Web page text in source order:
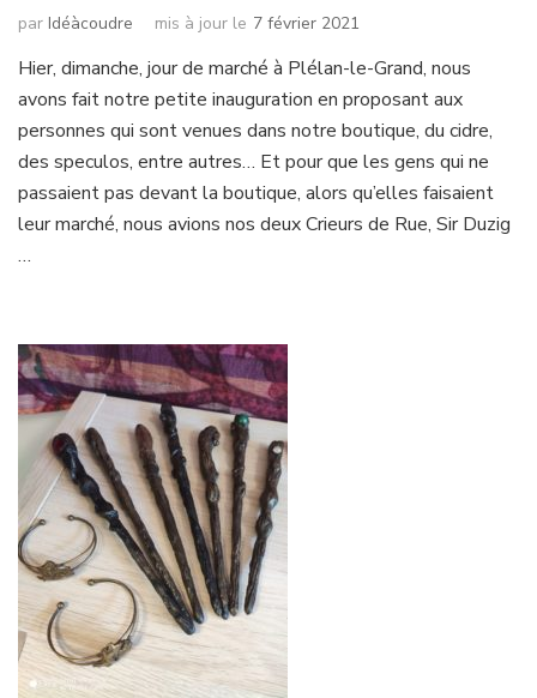
par Idéàcoudre mis à jour le 7 février 2021
Hier, dimanche, jour de marché à Plélan-le-Grand, nous
avons fait notre petite inauguration en proposant aux
personnes qui sont venues dans notre boutique, du cidre,
des speculos, entre autres… Et pour que les gens qui ne
passaient pas devant la boutique, alors qu’elles faisaient
leur marché, nous avions nos deux Crieurs de Rue, Sir Duzig
…